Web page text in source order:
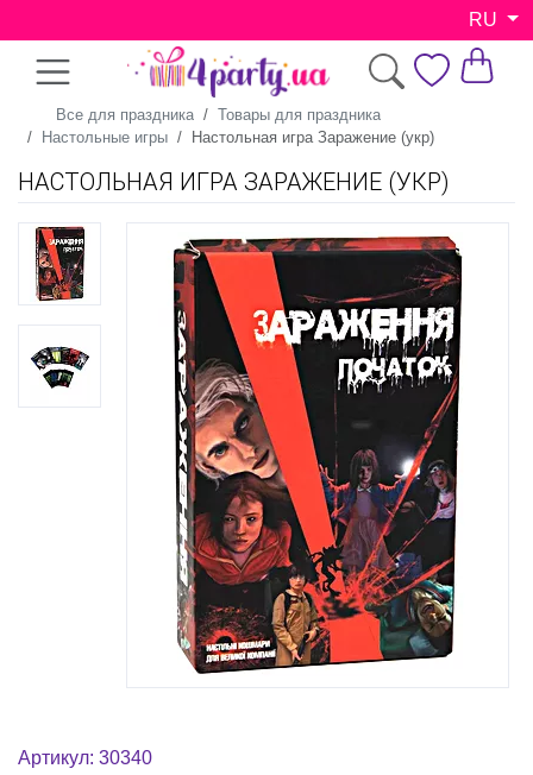
RU
Все для праздника
Товары для праздника
Настольные игры
Настольная игра Заражение (укр)
НАСТОЛЬНАЯ ИГРА ЗАРАЖЕНИЕ (УКР)
Артикул: 30340